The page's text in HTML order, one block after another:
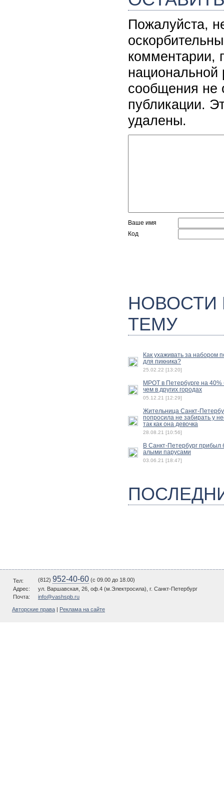
Пожалуйста,
комментарии,
национальной
сообщения не
публикации.
удалены.
Ваше имя
Код
ТЕМУ
Как ухаживать за набором
для пикника?
25.02.22 [13:20]
МРОТ в Петербурге на 40%
чем в других городах
05.12.21 [12:29]
Жительница Санкт-
попросила не забирать у
так как она девочка
28.08.21 [10:56]
В Санкт-Петербург прибыл
алыми парусами
03.06.21 [18:47]
Тел: (812) 952-40-60 (c 09.00 до 18.00)
Адрес:
ул. Варшавская, 26, оф.4 (м.Электросила), г. Санкт-Петербург
Почта:
info@vashspb.ru
Авторские права Реклама на сайте